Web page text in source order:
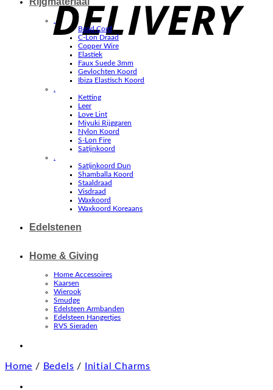
.
Bead Cord
C-Lon Draad
Copper Wire
Elastiek
Faux Suede 3mm
Gevlochten Koord
Ibiza Elastisch Koord
.
Ketting
Leer
Love Lint
Miyuki Rijggaren
Nylon Koord
S-Lon Fire
Satijnkoord
.
Satijnkoord Dun
Shamballa Koord
Staaldraad
Visdraad
Waxkoord
Waxkoord Koreaans
Edelstenen
Home & Giving
Home Accessoires
Kaarsen
Wierook
Smudge
Edelsteen Armbanden
Edelsteen Hangertjes
RVS Sieraden
Home / Bedels / Initial Charms